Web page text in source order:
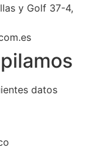
y Golf 37-4,
datos